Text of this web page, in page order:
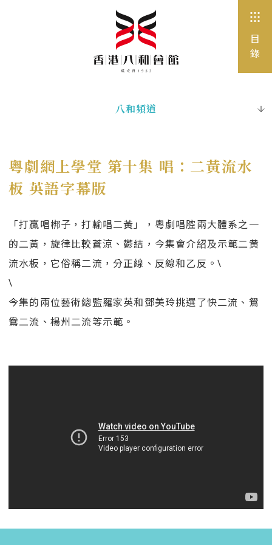
目
錄
八和頻道
電子書
粵劇網上學堂 第十集 唱：二黃流水
板 英語字幕版
「打贏唱梆子，打輸唱二黃」，粵劇唱腔兩大體系之一
的二黃，旋律比較蒼涼、鬱結，今集會介紹及示範二黄
流水板，它俗稱二流，分正線、反線和乙反。\
\
今集的兩位藝術總監羅家英和鄧美玲挑選了快二流、鴛
鴦二流、楊州二流等示範。